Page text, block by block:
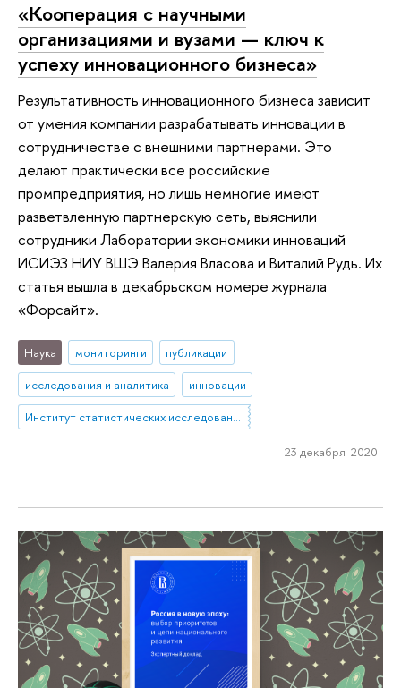
«Кооперация с научными
организациями и вузами — ключ к
успеху инновационного бизнеса»
Результативность инновационного бизнеса зависит
от умения компании разрабатывать инновации в
сотрудничестве с внешними партнерами. Это
делают практически все российские
промпредприятия, но лишь немногие имеют
разветвленную партнерскую сеть, выяснили
сотрудники Лаборатории экономики инноваций
ИСИЭЗ НИУ ВШЭ Валерия Власова и Виталий Рудь. Их
статья вышла в декабрьском номере журнала
«Форсайт».
Наука мониторинги
публикации
исследования и аналитика
инновации
Институт статистических исследований и экономики знаний
23 декабря 2020